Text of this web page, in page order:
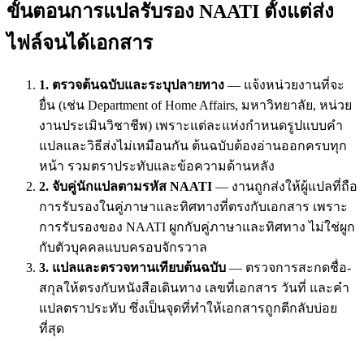
ขั้นตอนการแปลรับรอง NAATI ตั้งแต่ส่ง
ไฟล์จนได้เอกสาร
1. ตรวจต้นฉบับและระบุปลายทาง — แจ้งหน่วยงานที่จะ
ยื่น (เช่น Department of Home Affairs, มหาวิทยาลัย, หน่วย
งานประเมินวิชาชีพ) เพราะแต่ละแห่งกำหนดรูปแบบคำ
แปลและวิธีส่งไม่เหมือนกัน ต้นฉบับต้องอ่านออกครบทุก
หน้า รวมตราประทับและข้อความด้านหลัง
2. จับคู่นักแปลตามรหัส NAATI — งานถูกส่งให้ผู้แปลที่ถือ
การรับรองในคู่ภาษาและทิศทางที่ตรงกับเอกสาร เพราะ
การรับรองของ NAATI ผูกกับคู่ภาษาและทิศทาง ไม่ใช่ผูก
กับตัวบุคคลแบบครอบจักรวาล
3. แปลและตรวจทานเทียบต้นฉบับ — ตรวจการสะกดชื่อ-
สกุลให้ตรงกับหนังสือเดินทาง เลขที่เอกสาร วันที่ และคำ
แปลตราประทับ ซึ่งเป็นจุดที่ทำให้เอกสารถูกตีกลับบ่อย
ที่สุด